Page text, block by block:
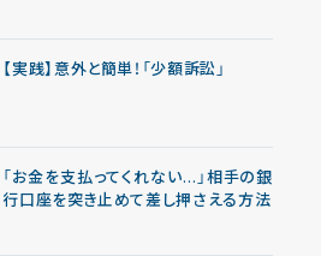
【実践】意外と簡単！「少額訴訟」
「お金を支払ってくれない…」相手の銀
行口座を突き止めて差し押さえる方法